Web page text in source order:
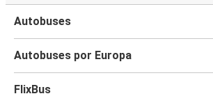
Autobuses
Autobuses por Europa
FlixBus